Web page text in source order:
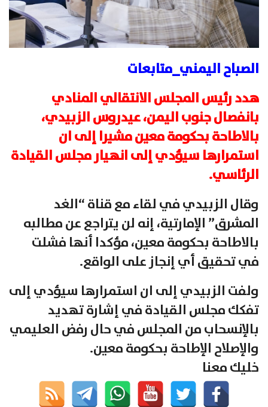
الصباح اليمني_متابعات
هدد رئيس المجلس الانتقالي المنادي
بانفصال جنوب اليمن، عيدروس الزبيدي،
بالاطاحة بحكومة معين مشيرا إلى ان
استمرارها سيؤدي إلى انهيار مجلس القيادة
الرئاسي.
وقال الزبيدي في لقاء مع قناة “الغد
المشرق” الإمارتية، إنه لن يتراجع عن مطالبه
بالاطاحة بحكومة معين، مؤكدا أنها فشلت
في تحقيق أي إنجاز على الواقع.
ولفت الزبيدي إلى ان استمرارها سيؤدي إلى
تفكك مجلس القيادة في إشارة تهديد
بالإنسحاب من المجلس في حال رفض العليمي
والإصلاح الإطاحة بحكومة معين.
خليك معنا